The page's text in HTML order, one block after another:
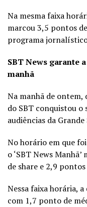
Na mesma faixa
marcou 3,5 pontos
programa
SBT News garante
manhã
Na manhã de
do SBT conquistou
audiências da Grande
No horário em que
o ‘SBT News
de share e 2,9
Nessa faixa horária,
com 1,7 ponto de